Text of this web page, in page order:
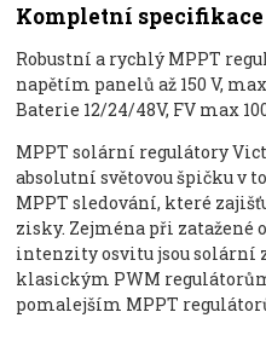
Kompletní specifikace
Robustní a rychlý MPPT
napětím panelů až 150 V,
Baterie 12/24/48V, FV max
MPPT solární regulátory
absolutní světovou špičku v
MPPT sledování, které
zisky. Zejména při zatažené
intenzity osvitu jsou solární
klasickým PWM
pomalejším MPPT